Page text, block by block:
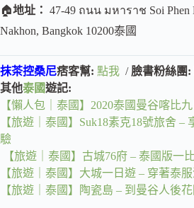
🏠地址： 47-49 ถนน มหาราช Soi Phen
Nakhon, Bangkok 10200泰國
抹茶控桑尼痞客幫: 點我 / 臉書粉絲團:
其他泰國遊記:
【懶人包｜泰國】2020泰國曼谷喀比
【旅遊｜泰國】Suk18素克18號旅舍
驗
【旅遊｜泰國】古城76府 – 泰國版
【旅遊｜泰國】大城一日遊 – 穿著泰
【旅遊｜泰國】陶瓷島 – 到曼谷人後